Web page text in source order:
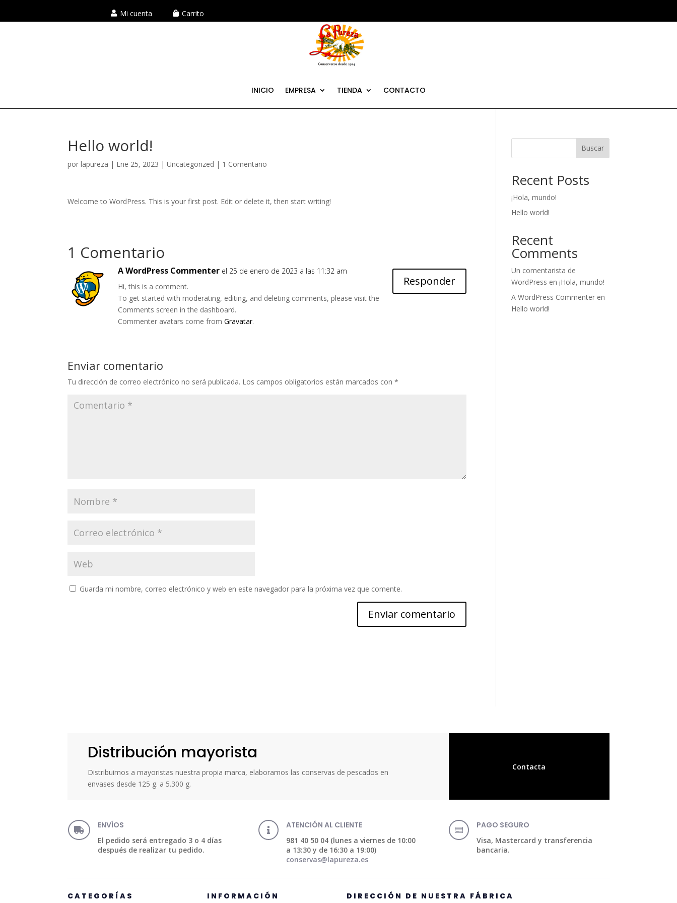
Mi cuenta Carrito
INICIO EMPRESA TIENDA CONTACTO
Hello world!
porlapureza | Ene 25, 2023 |Uncategorized | 1 Comentario
Welcome to WordPress. This is your first post. Edit or delete it, then start writing!
1 Comentario
A WordPress Commenter el 25 de enero de 2023 a las 11:32 am
Hi, this is a comment.
To get started with moderating, editing, and deleting comments, please visit the
Comments screen in the dashboard.
Commenter avatars come fromGravatar.
Responder
Enviar comentario
Tu dirección de correo electrónico no será publicada. Los campos obligatorios están marcados con*
Guarda mi nombre, correo electrónico y web en este navegador para la próxima vez que comente.
Buscar
Recent Posts
¡Hola, mundo!
Hello world!
Recent
Comments
Un comentarista de
WordPress en¡Hola, mundo!
A WordPress Commenter en
Hello world!
Distribución mayorista
Distribuimos a mayoristas nuestra propia marca, elaboramos las conservas de pescados en
envases desde 125 g. a 5.300 g.
Contacta
 ENVÍOS
El pedido será entregado 3 o 4 días
después de realizar tu pedido.
 ATENCIÓN AL CLIENTE
981 40 50 04 (lunes a viernes de 10:00
a 13:30 y de 16:30 a 19:00)
conservas@lapureza.es
 PAGO SEGURO
Visa, Mastercard y transferencia
bancaria.
CATEGORÍAS INFORMACIÓN DIRECCIÓN DE NUESTRA FÁBRICA